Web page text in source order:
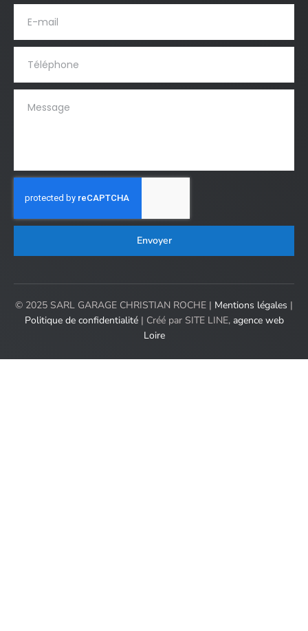
Envoyer
© 2025 SARL GARAGE CHRISTIAN ROCHE | Mentions légales |
Politique de confidentialité| Créé par SITE LINE, agence web
Loire